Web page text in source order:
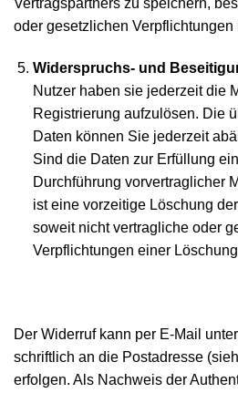
Vertragspartners zu speichern,
oder gesetzlichen Verpflichtungen
Widerspruchs- und
Nutzer haben sie jederzeit die
Registrierung aufzulösen. Die
Daten können Sie jederzeit
Sind die Daten zur Erfüllung
Durchführung vorvertraglicher
ist eine vorzeitige Löschung
soweit nicht vertragliche oder
Verpflichtungen einer
Der Widerruf kann per E-Mail
schriftlich an die Postadresse
erfolgen. Als Nachweis der